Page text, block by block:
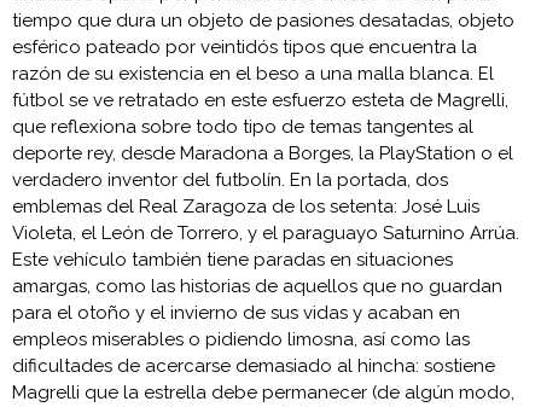
tiempo que dura un objeto de pasiones desatadas, objeto
esférico pateado por veintidós tipos que encuentra la
razón de su existencia en el beso a una malla blanca. El
fútbol se ve retratado en este esfuerzo esteta de Magrelli,
que reflexiona sobre todo tipo de temas tangentes al
deporte rey, desde Maradona a Borges, la PlayStation o el
verdadero inventor del futbolín. En la portada, dos
emblemas del Real Zaragoza de los setenta: José Luis
Violeta, el León de Torrero, y el paraguayo Saturnino Arrúa.
Este vehículo también tiene paradas en situaciones
amargas, como las historias de aquellos que no guardan
para el otoño y el invierno de sus vidas y acaban en
empleos miserables o pidiendo limosna, así como las
dificultades de acercarse demasiado al hincha: sostiene
Magrelli que la estrella debe permanecer (de algún modo,